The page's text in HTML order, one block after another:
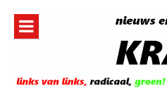
inhoud